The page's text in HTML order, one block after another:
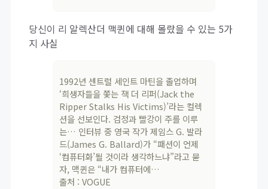
당신이 리 알렉산더 맥퀸에 대해 몰랐을 수 있는 5가
지 사실
1992년 센트럴 세인트 마틴을 졸업하며
‘희생자들을 쫓는 잭 더 리퍼(Jack the
Ripper Stalks His Victims)’라는 컬렉
션을 선보인다. 검정과 빨강이 주를 이루
는… 인터뷰 중 영국 작가 제임스 G. 발라
드(James G. Ballard)가 “패션이 언제
‘컴퓨터화’될 것이라 생각하느냐”라고 묻
자, 맥퀸은 “내가 컴퓨터에…
출처 : VOGUE